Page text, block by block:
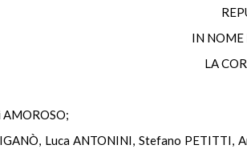
IN NOME
LA
Luca ANTONINI, Stefano PETITTI,